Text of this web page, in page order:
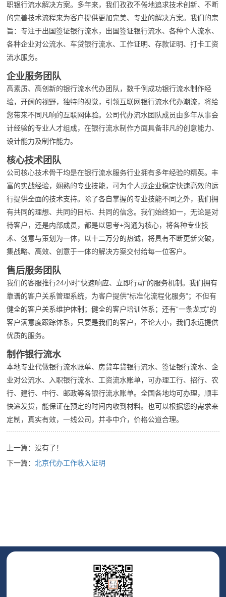
职银行流水解决方案。多年来，我们孜孜不倦地追求技术创新、不断
的完善技术流程来为客户提供更加完美、专业的解决方案。我们的宗
旨：专注于出国签证银行流水，出国签证银行流水、各种个人流水、
各种企业对公流水、车贷银行流水、工作证明、存款证明、打卡工资
流水服务。
企业服务团队
高素质、高创新的银行流水代办团队，数千例成功银行流水制作经
验，开阔的视野，独特的视觉，引领互联网银行流水代办潮流，将给
您带来不同凡响的互联网体验。公司代办流水团队成员由多年从事会
计经验的专业人才组成，在银行流水制作方面具备非凡的创意能力、
设计能力及制作能力。
核心技术团队
公司核心技术骨干均是在银行流水服务行业拥有多年经验的精英。丰
富的实战经验，娴熟的专业技能，可为个人或企业稳定快速高效的运
行提供全面的技术支持。除了各自掌握的专业技能不同之外，我们拥
有共同的理想、共同的目标、共同的信念。我们始终如一，无论是对
待客户，还是内部成员，都是以思考+沟通为核心，将各种专业技
术、创意与策划为一体，以十二万分的热诚，将具有不断更新突破，
集战略、高效、创意于一体的解决方案交付给每一位客户。
售后服务团队
我们的客服推行24小时“快速响应、立即行动“的服务机制。我们拥有
靠谱的客户关系管理系统，为客户提供“标准化流程化服务”；不但有
健全的客户关系维护体制；健全的客户培训体系；还有“一条龙式”的
客户满意度跟踪体系，只要是我们的客户，不论大小，我们永远提供
优质的服务。
制作银行流水
本地专业代做银行流水账单、房贷车贷银行流水、签证银行流水、企
业对公流水、入职银行流水、工资流水账单，可办理工行、招行、农
行、建行、中行、邮政等各银行流水账单。全国各地均可办理，顺丰
快递发货，能保证在预定的时间内收到材料。也可以根据您的需求来
定制，真实有效，一线公司，并非中介，价格公道合理。
上一篇：没有了！
下一篇： 北京代办工作收入证明